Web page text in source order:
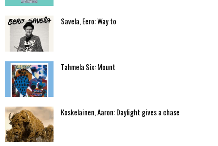
Savela, Eero: Way to
Tahmela Six: Mount
Koskelainen, Aaron: Daylight gives a chase